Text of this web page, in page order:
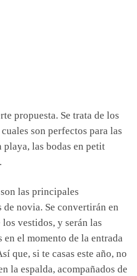
propuesta. Se trata de los
son perfectos para las
playa, las bodas en petit
las principales
novia. Se convertirán en
vestidos, y serán las
el momento de la entrada
que, si te casas este año, no
la espalda, acompañados de